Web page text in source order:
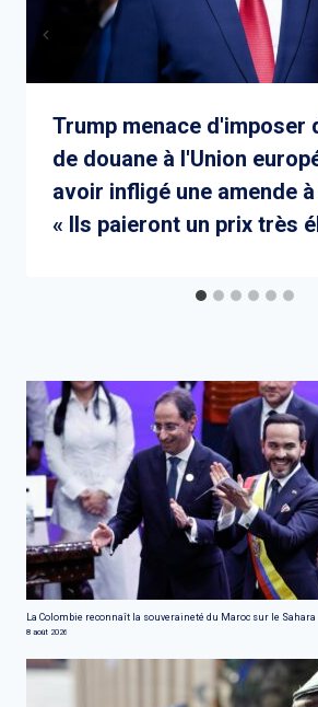
Trump menace d'imposer
de douane à l'Union
avoir infligé une amende
« Ils paieront un prix très
La Colombie reconnaît la souveraineté du Maroc sur le Sahara
8 août 2026